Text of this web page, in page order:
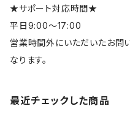
★サポート対応時間★
平日9:00～17:00
営業時間外にいただいたお問
なります。
最近チェックした商品